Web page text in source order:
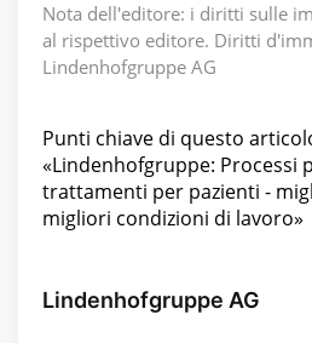
Nota dell'editore: i diritti sulle
al rispettivo editore. Diritti
Lindenhofgruppe AG
Punti chiave di questo
«Lindenhofgruppe: Processi
trattamenti per pazienti -
migliori condizioni di lavoro»
Lindenhofgruppe AG